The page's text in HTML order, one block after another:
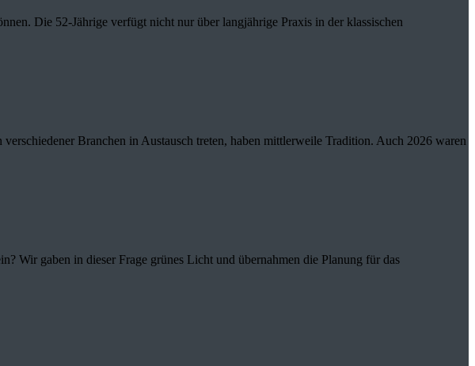
Die 52-Jährige verfügt nicht nur über langjährige Praxis in der klassischen
Branchen in Austausch treten, haben mittlerweile Tradition. Auch 2026 waren
Wir gaben in dieser Frage grünes Licht und übernahmen die Planung für das